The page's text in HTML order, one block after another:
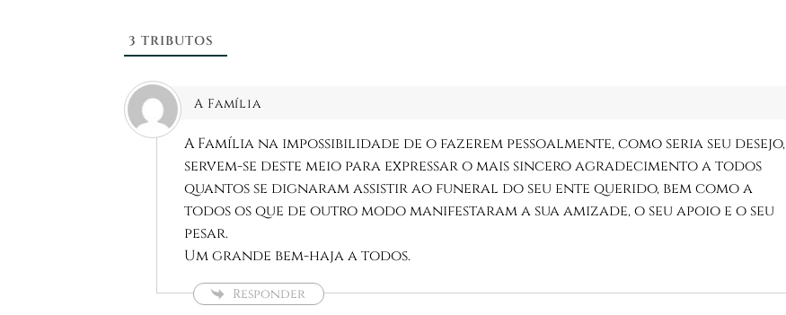
3 TRIBUTOS
A Família
A Família na impossibilidade de o fazerem pessoalmente, como seria seu desejo,
servem-se deste meio para expressar o mais sincero agradecimento a todos
quantos se dignaram assistir ao funeral do seu ente querido, bem como a
todos os que de outro modo manifestaram a sua amizade, o seu apoio e o seu
pesar.
Um grande bem-haja a todos.
Responder